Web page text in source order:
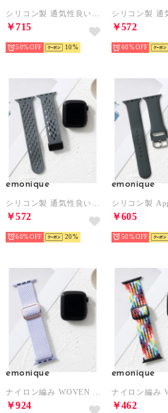
￥715
50% 10
￥572
60%
emonique
￥572
60% 20
emonique
￥605
50%
emonique
￥924
emonique
￥462